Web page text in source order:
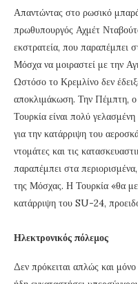
Απαντώντας στο ρωσικό
πρωθυπουργός Αχμέτ
εκστρατεία, που παραπέμπει
Μόσχα να μοιραστεί με την
Ωστόσο το Κρεμλίνο δεν
αποκλιμάκωση. Την Πέμπτη, ο
Τουρκία είναι πολύ
για την κατάρριψη του
ντομάτες και τις
παραπέμπει στα
της Μόσχας. Η Τουρκία «θα
κατάρριψη του SU-24,
Ηλεκτρονικός πόλεμος
Δεν πρόκειται απλώς και